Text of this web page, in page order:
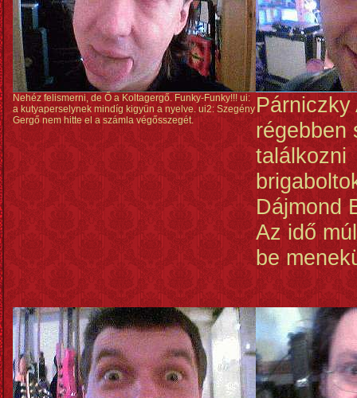
Nehéz felismerni, de Ő a Koltagergő. Funky-Funky!!! ui:
a kutyaperselynek mindíg kigyün a nyelve. ui2: Szegény
Gergő nem hitte el a számla végősszegét.
Párniczky
régebben
találkozni
Dájmond
Az idő
be